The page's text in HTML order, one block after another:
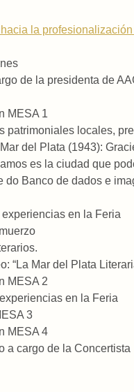
la profesionalización
de la presidenta de
MESA 1
patrimoniales locales,
del Plata (1943):
es la ciudad que
do Banco de dados e
en la Feria
“La Mar del Plata
MESA 2
en la Feria
3
MESA 4
a cargo de la Concertista